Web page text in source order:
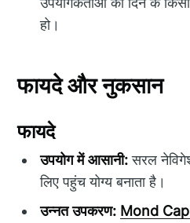
हो।
फायदे और नुकसान
फायदे
उपयोग में आसानी:सरल
लिए पहुंच योग्य बनाता है।
उन्नत उपकरण: Mond